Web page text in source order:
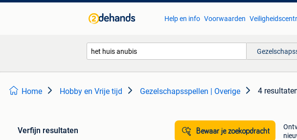
Help en info Voorwaarden
Home Hobby en Vrije tijd Gezelschapsspellen | Overige 4
Verfijn resultaten
Bewaar je zoekopdracht